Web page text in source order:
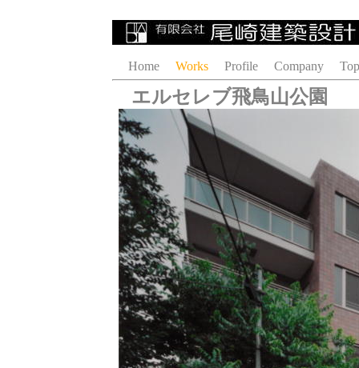
Home Works Profile Company
エルセレブ飛鳥山公園